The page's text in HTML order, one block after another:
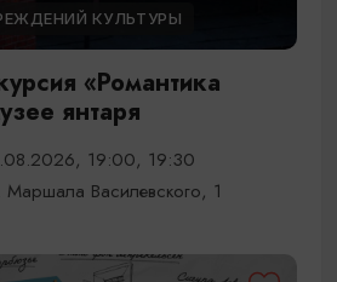
КУЛЬТУРЫ
«Романтика
янтаря
19:00, 19:30
Маршала Василевского, 1